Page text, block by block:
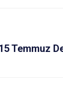
Temmuz